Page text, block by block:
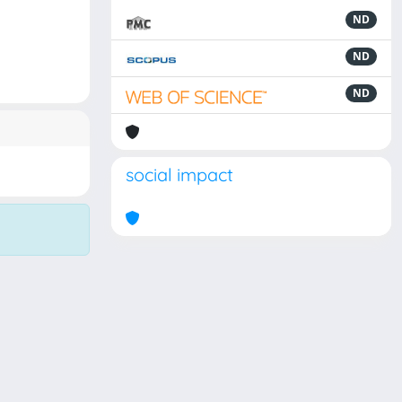
ND
ND
ND
social impact